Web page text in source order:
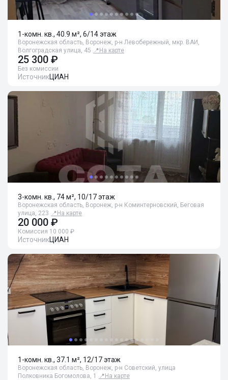
1-комн. кв., 40.9 м², 6/14 этаж
Воронежская область, Воронеж, р-н Левобережный, мкр. ВАИ,
Волгоградская улица, 45 📍 На карте
25 300 ₽
Без комиссии
ИсточникЦИАН
3-комн. кв., 74 м², 10/17 этаж
Воронежская область, Воронеж, р-н Коминтерновский, Беговая
улица, 223 📍 На карте
20 000 ₽
Комиссия 10 000 ₽
ИсточникЦИАН
1-комн. кв., 37.1 м², 12/17 этаж
Воронежская область, Воронеж, р-н Советский, улица
Полковника Богомолова, 1
📍 На карте